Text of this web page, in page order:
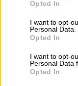
use your data for
consent section.
Opted In
I want to opt-
Personal Data.
Opted In
I want to opt-
Personal Data
Opted In
Ο αρχηγός
δολοφόνος
αδίστακτος
κάποιον Λόφτι.